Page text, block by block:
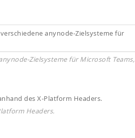
Zielsysteme für Microsoft Teams,
Headers.